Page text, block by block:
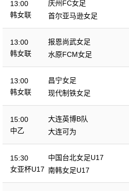
13:00
韩女联
庆州FC女足
首尔亚马逊女足
13:00
韩女联
报恩尚武女足
水原FCM女足
13:00
韩女联
昌宁女足
现代制铁女足
15:00
中乙
大连英博B队
大连可为
15:30
女亚杯U17
中国台北女足U17
南韩女足U17